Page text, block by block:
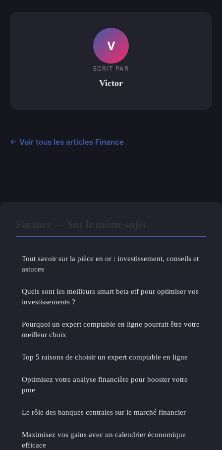
V
ECRIT PAR
Victor
← Voir tous les articles Finance
Tout savoir sur la pièce en or : investissement, conseils et
astuces
Quels sont les meilleurs smart beta etf pour optimiser vos
investissements ?
Pourquoi un expert comptable en ligne pourrait être votre
meilleur choix
Top 5 raisons de choisir un expert comptable en ligne
Optimisez votre analyse financière pour booster votre
pme
Le rôle des banques centrales sur le marché financier
Maximisez vos gains avec un calendrier économique
efficace